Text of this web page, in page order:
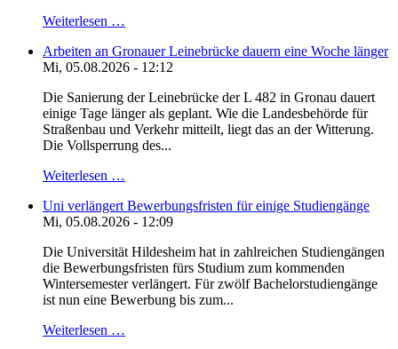
Weiterlesen …
Arbeiten an Gronauer Leinebrücke dauern eine Woche länger
Mi, 05.08.2026 - 12:12
Die Sanierung der Leinebrücke der L 482 in Gronau dauert
einige Tage länger als geplant. Wie die Landesbehörde für
Straßenbau und Verkehr mitteilt, liegt das an der Witterung.
Die Vollsperrung des...
Weiterlesen …
Uni verlängert Bewerbungsfristen für einige Studiengänge
Mi, 05.08.2026 - 12:09
Die Universität Hildesheim hat in zahlreichen Studiengängen
die Bewerbungsfristen fürs Studium zum kommenden
Wintersemester verlängert. Für zwölf Bachelorstudiengänge
ist nun eine Bewerbung bis zum...
Weiterlesen …